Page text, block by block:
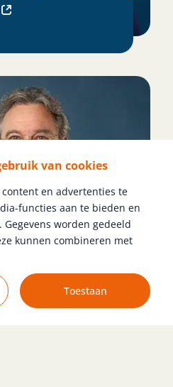
van cookies
en advertenties te
functies aan te bieden en
worden gedeeld
kunnen combineren met
Toestaan
Rijnmond